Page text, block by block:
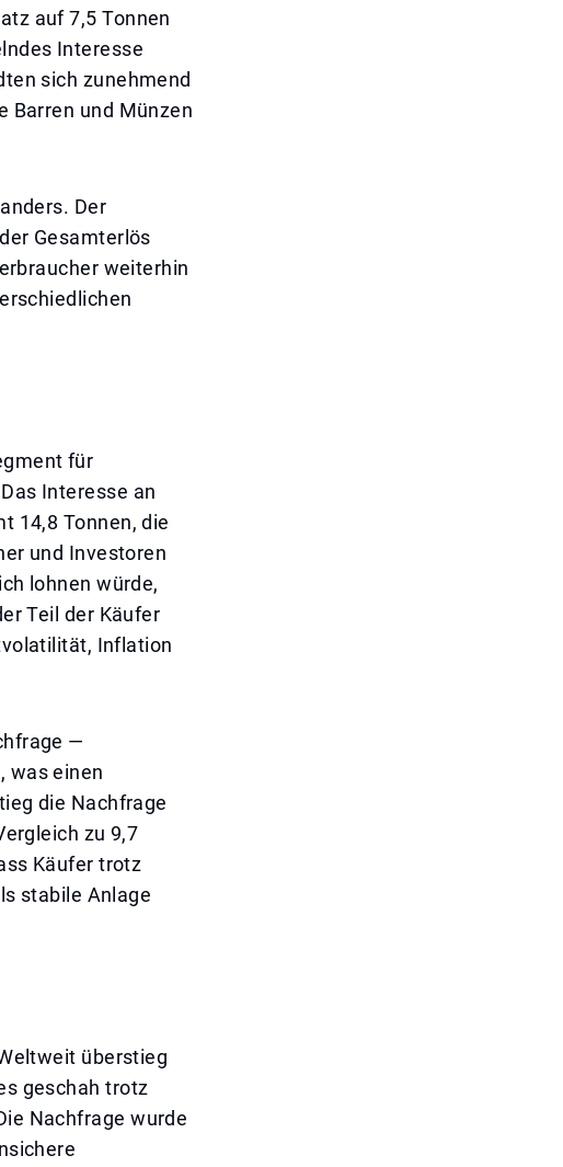
auf 7,5 Tonnen
Interesse
sich zunehmend
Barren und Münzen
Der
Gesamterlös
weiterhin
für
Interesse an
14,8 Tonnen, die
und Investoren
lohnen würde,
Teil der Käufer
Inflation
—
was einen
die Nachfrage
zu 9,7
Käufer trotz
stabile Anlage
überstieg
geschah trotz
Nachfrage wurde